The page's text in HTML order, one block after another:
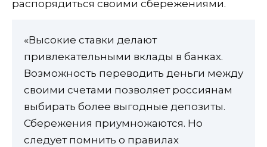
распорядиться своими сбережениями.
«Высокие ставки делают
привлекательными вклады в банках.
Возможность переводить деньги между
своими счетами позволяет россиянам
выбирать более выгодные депозиты.
Сбережения приумножаются. Но
следует помнить о правилах